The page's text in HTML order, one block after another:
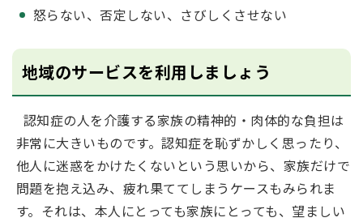
怒らない、否定しない、さびしくさせない
地域のサービスを利用しましょう
認知症の人を介護する家族の精神的・肉体的な負担は
非常に大きいものです。認知症を恥ずかしく思ったり、
他人に迷惑をかけたくないという思いから、家族だけで
問題を抱え込み、疲れ果ててしまうケースもみられま
す。それは、本人にとっても家族にとっても、望ましい